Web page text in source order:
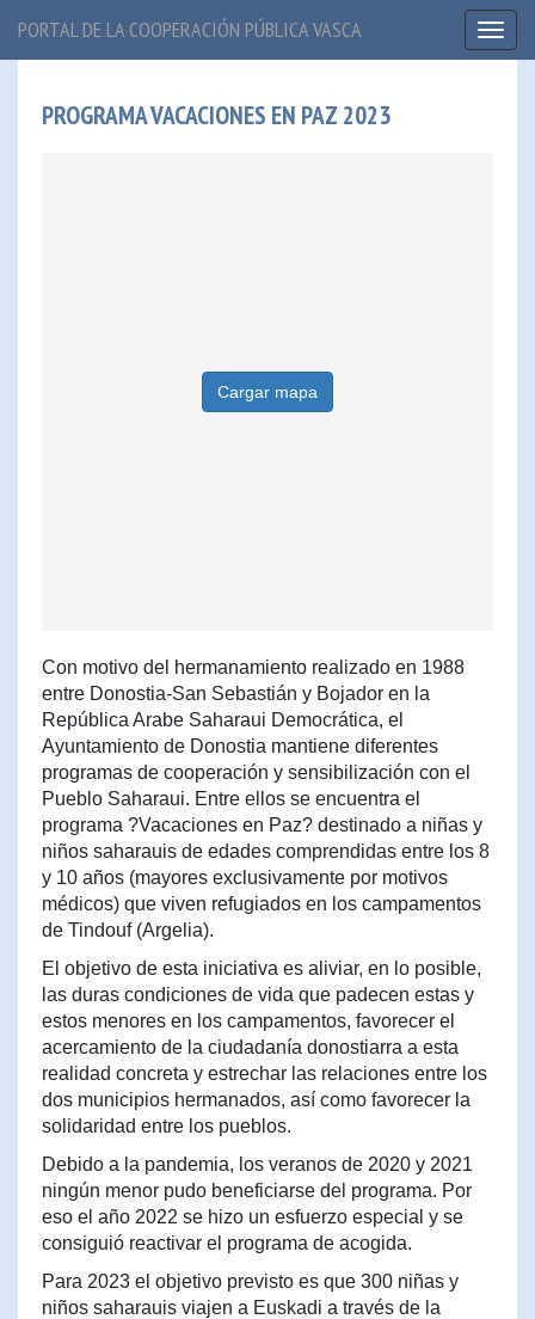
PORTAL DE LA COOPERACIÓN PÚBLICA VASCA
PROGRAMA VACACIONES EN PAZ 2023
Cargar mapa
Con motivo del hermanamiento realizado en 1988
entre Donostia-San Sebastián y Bojador en la
República Arabe Saharaui Democrática, el
Ayuntamiento de Donostia mantiene diferentes
programas de cooperación y sensibilización con el
Pueblo Saharaui. Entre ellos se encuentra el
programa ?Vacaciones en Paz? destinado a niñas y
niños saharauis de edades comprendidas entre los 8
y 10 años (mayores exclusivamente por motivos
médicos) que viven refugiados en los campamentos
de Tindouf (Argelia).
El objetivo de esta iniciativa es aliviar, en lo posible,
las duras condiciones de vida que padecen estas y
estos menores en los campamentos, favorecer el
acercamiento de la ciudadanía donostiarra a esta
realidad concreta y estrechar las relaciones entre los
dos municipios hermanados, así como favorecer la
solidaridad entre los pueblos.
Debido a la pandemia, los veranos de 2020 y 2021
ningún menor pudo beneficiarse del programa. Por
eso el año 2022 se hizo un esfuerzo especial y se
consiguió reactivar el programa de acogida.
Para 2023 el objetivo previsto es que 300 niñas y
niños saharauis viajen a Euskadi a través de la